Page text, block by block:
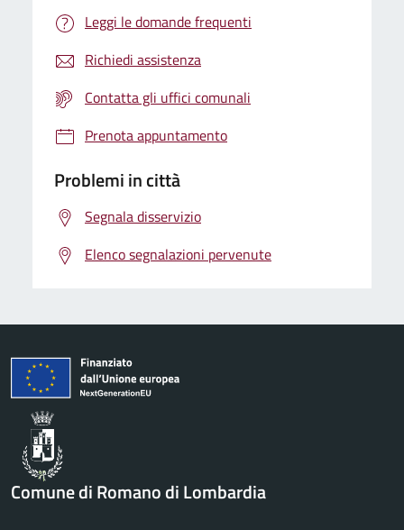
Leggi le domande frequenti
Richiedi assistenza
Contatta gli uffici comunali
Prenota appuntamento
Problemi in città
Segnala disservizio
Elenco segnalazioni pervenute
Comune di Romano di Lombardia